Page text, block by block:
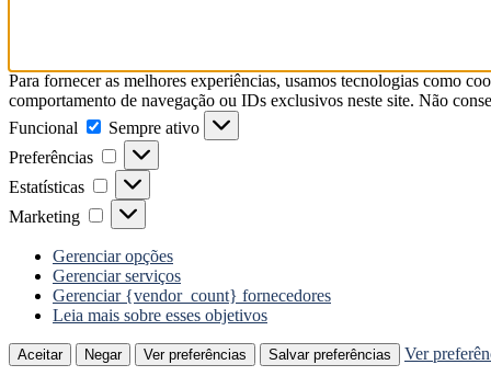
Para fornecer as melhores experiências, usamos tecnologias como
comportamento de navegação ou IDs exclusivos neste site. Não
Funcional
Funcional
Sempre ativo
Preferências
Preferências
Estatísticas Estatísticas
Marketing Marketing
Gerenciar opções
Gerenciar serviços
Gerenciar {vendor_count} fornecedores
Leia mais sobre esses objetivos
Aceitar Negar Ver preferências Salvar preferências Ver